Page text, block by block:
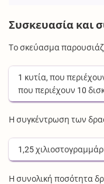
Συσκευασία και
Το σκεύασμα
1 κυτία, που
που περιέχουν 10
Η συγκέντρωση των
1,25
Η συνολική ποσότητα